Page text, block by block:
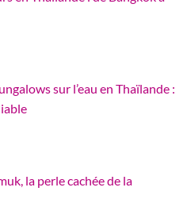
sur l’eau en Thaïlande :
la perle cachée de la